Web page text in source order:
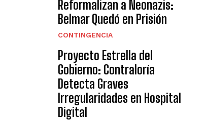
Reformalizan a Neonazis:
Belmar Quedó en Prisión
CONTINGENCIA
Proyecto Estrella del
Gobierno: Contraloría
Detecta Graves
Irregularidades en Hospital
Digital